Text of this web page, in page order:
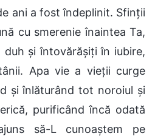
ani a fost îndeplinit. Sfinții
cu smerenie înaintea Ta,
și întovărășiți în iubire,
Apa vie a vieții curge
și înlăturând tot noroiul și
purificând încă odată
să-L cunoaștem pe